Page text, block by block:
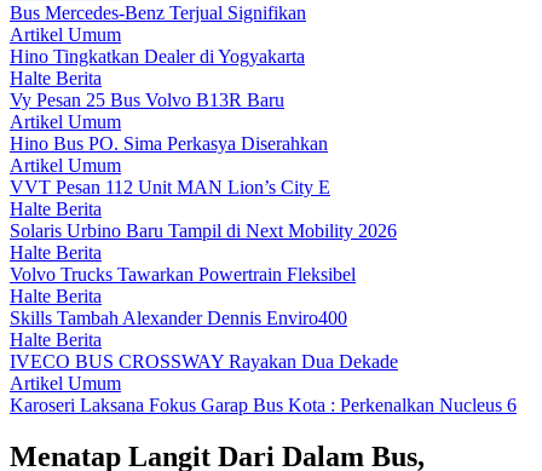
Bus Mercedes-Benz Terjual Signifikan
Artikel Umum
Hino Tingkatkan Dealer di Yogyakarta
Halte Berita
Vy Pesan 25 Bus Volvo B13R Baru
Artikel Umum
Hino Bus PO. Sima Perkasya Diserahkan
Artikel Umum
VVT Pesan 112 Unit MAN Lion’s City E
Halte Berita
Solaris Urbino Baru Tampil di Next Mobility 2026
Halte Berita
Volvo Trucks Tawarkan Powertrain Fleksibel
Halte Berita
Skills Tambah Alexander Dennis Enviro400
Halte Berita
IVECO BUS CROSSWAY Rayakan Dua Dekade
Artikel Umum
Karoseri Laksana Fokus Garap Bus Kota : Perkenalkan Nucleus 6
Menatap Langit Dari Dalam Bus,